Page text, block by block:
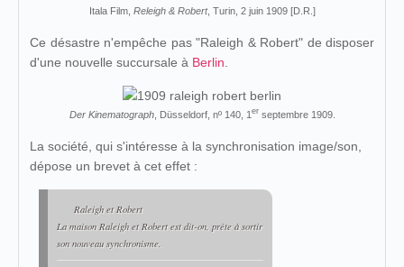
Itala Film, Releigh & Robert, Turin, 2 juin 1909 [D.R.]
Ce désastre n'empêche pas "Raleigh & Robert" de disposer
d'une nouvelle succursale à Berlin
Der Kinematograph, Düsseldorf, nº 140, 1 er septembre 1909.
La société, qui s'intéresse à la synchronisation image/son,
dépose un brevet à cet effet :
Raleigh et Robert
La maison Raleigh et Robert est dit-on, prête à sortir
son nouveau synchronisme.